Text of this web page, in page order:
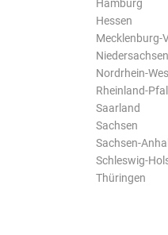
Hamburg
Hessen
Mecklenburg-
Niedersachsen
Nordrhein-
Rheinland-
Saarland
Sachsen
Sachsen-
Schleswig-
Thüringen